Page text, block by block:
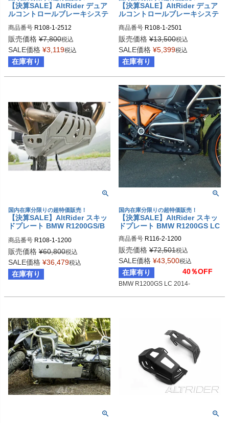
【決算SALE】AltRider デュア
ルコントロールブレーキシステ
2)
商品番号 R108-1-2512
販売価格 ¥7,800税込
SALE価格 ¥3,119税込
在庫有り
【決算SALE】AltRider デュア
ルコントロールブレーキシステ
2)
商品番号 R108-1-2501
販売価格 ¥13,500税込
SALE価格 ¥5,399税込
在庫有り
国内在庫分限りの超特価販売！
【決算SALE】AltRider スキッ
ドプレート BMW R1200GS/B
5-2012)
商品番号 R108-1-1200
販売価格 ¥60,800税込
SALE価格 ¥36,479税込
在庫有り
国内在庫分限りの超特価販売！
【決算SALE】AltRider スキッ
ドプレート BMW R1200GS LC
商品番号 R116-2-1200
販売価格 ¥72,501税込
SALE価格 ¥43,500税込
在庫有り 40％OFF
BMW R1200GS LC 2014-